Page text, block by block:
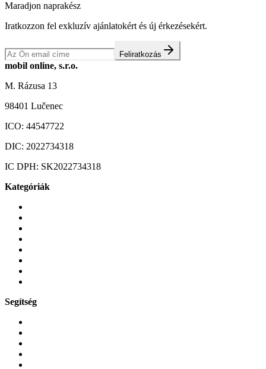
Maradjon naprakész
Iratkozzon fel exkluzív ajánlatokért és új érkezésekért.
Feliratkozás
mobil online, s.r.o.
M. Rázusa 13
98401 Lučenec
ICO: 44547722
DIC: 2022734318
IC DPH: SK2022734318
Kategóriák
Segítség